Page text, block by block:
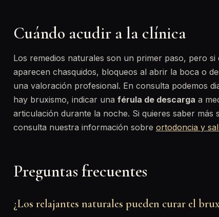
Cuándo acudir a la clínica
Los remedios naturales son un primer paso, pero
aparecen chasquidos, bloqueos al abrir la boca o
una valoración profesional. En consulta podemos
hay bruxismo, indicar una férula de descarga a
articulación durante la noche. Si quieres saber
consulta nuestra información sobre ortodoncia y
Preguntas frecuentes
¿Los relajantes naturales pueden curar el